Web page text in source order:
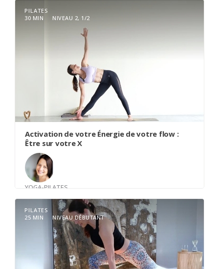
PILATES
30 MIN
NIVEAU 2, 1/2
Activation de votre Énergie de votre flow :
Être sur votre X
YOGA-PILATES
AvecNancy Canse
Bienvenue sur votre tapis pour cette exploration
de Vyana Vayu, cette énergie subtile qui circule à
travers tout notre corps comme un chef
PILATES
25 MIN
NIVEAU DÉBUTANT